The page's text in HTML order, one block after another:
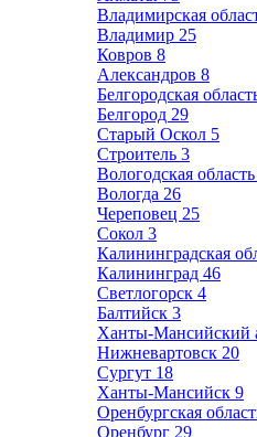
Владимирская
Владимир 25
Ковров 8
Александров 8
Белгородская
Белгород 29
Старый Оскол 5
Строитель 3
Вологодская область
Вологда 26
Череповец 25
Сокол 3
Калининградская
Калининград 46
Светлогорск 4
Балтийск 3
Ханты-Мансийский
Нижневартовск 20
Сургут 18
Ханты-Мансийск 9
Оренбургская
Оренбург 29